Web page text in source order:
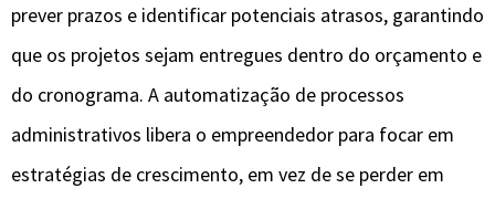
prever prazos e identificar potenciais atrasos, garantindo
que os projetos sejam entregues dentro do orçamento e
do cronograma. A automatização de processos
administrativos libera o empreendedor para focar em
estratégias de crescimento, em vez de se perder em